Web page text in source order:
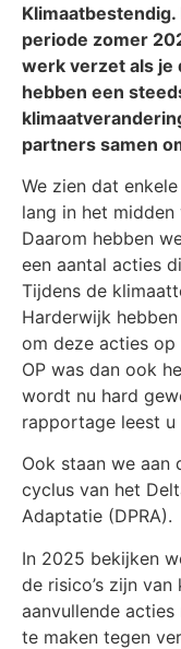
periode zomer
werk verzet als je
hebben een
partners samen
We zien dat
lang in het
Daarom hebben
een aantal acties
Tijdens de
Harderwijk
om deze acties op
OP was dan ook
wordt nu hard
rapportage leest u
Ook staan we aan
cyclus van het
Adaptatie (DPRA).
In 2025 bekijken
de risico’s zijn
aanvullende
te maken tegen